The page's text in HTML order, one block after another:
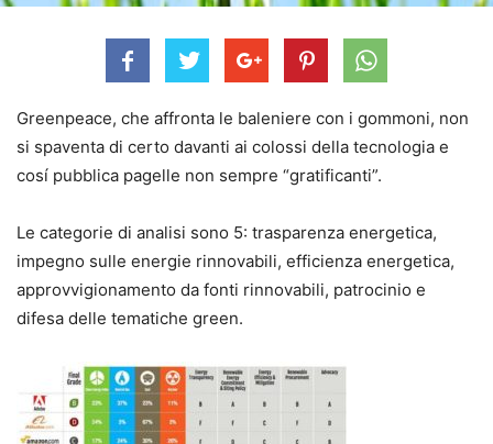
Greenpeace, che affronta le baleniere con i gommoni, non
si spaventa di certo davanti ai colossi della tecnologia e
cosí pubblica pagelle non sempre “gratificanti”.
Le categorie di analisi sono 5: trasparenza energetica,
impegno sulle energie rinnovabili, efficienza energetica,
approvvigionamento da fonti rinnovabili, patrocinio e
difesa delle tematiche green.